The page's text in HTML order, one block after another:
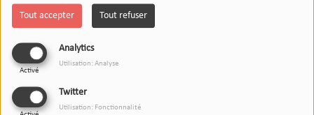
Tout accepter Tout refuser
Analytics
Activé
Utilisation: Analyse
Twitter
Utilisation: Fonctionnalité